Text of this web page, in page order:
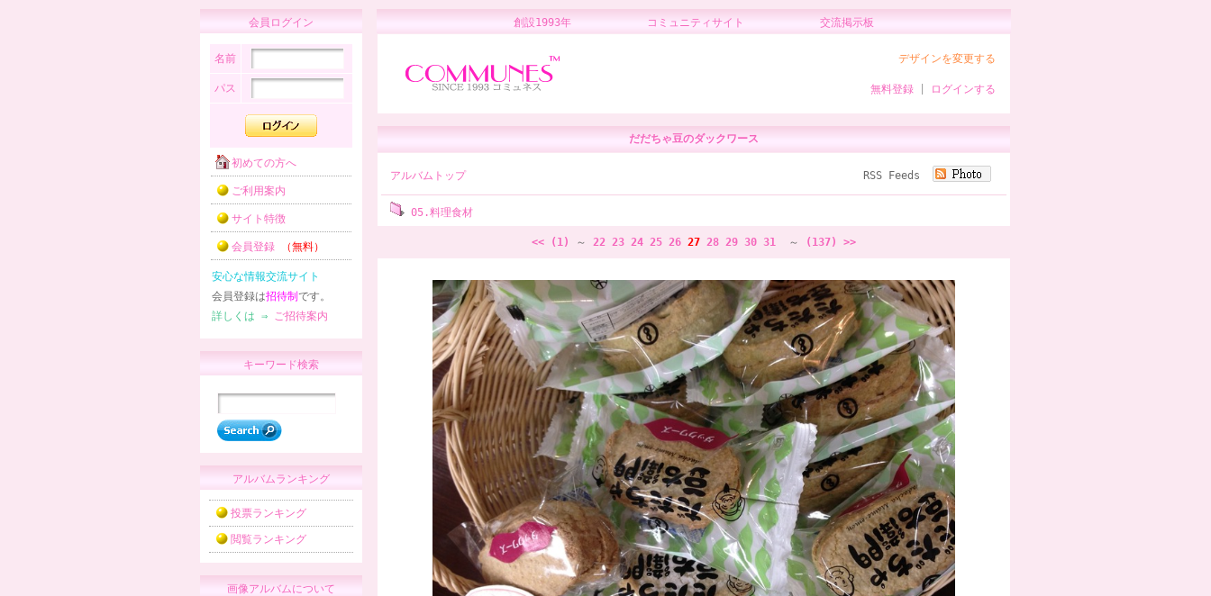
会員ログイン
名前
パス
初めての方へ
ご利用案内
サイト特徴
会員登録 （無料）
安心な情報交流サイト
会員登録は招待制 です。
詳しくは ⇒ ご招待案内
キーワード検索
アルバムランキング
投票ランキング
閲覧ランキング
画像アルバムについて
創設1993年 コミュニティサイト 交流掲示板
デザインを変更する
無料登録 ログインする
だだちゃ豆のダックワース
RSS Feeds
アルバムトップ
05.料理食材
<< (1) ～ 22 23 24 25 26 27 28 29 30 31 ～ (137) >>